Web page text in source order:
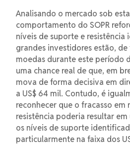
Analisando o mercado sob
comportamento do SOPR
níveis de suporte e resistência
grandes investidores estão,
moedas durante este período
uma chance real de que, em
mova de forma decisiva em
a US$ 64 mil. Contudo, é
reconhecer que o fracasso em
resistência poderia resultar
os níveis de suporte
particularmente na faixa dos